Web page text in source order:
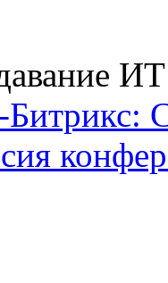
Битрикс: